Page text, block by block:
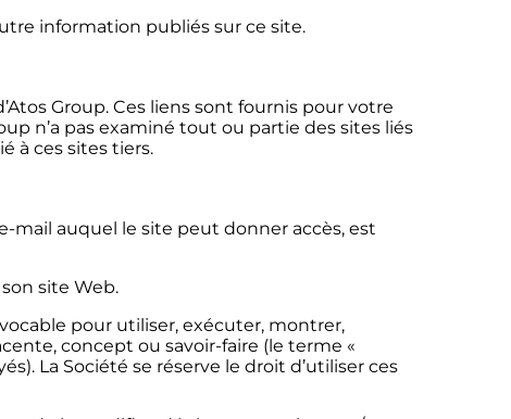
information publiés sur ce site.
Group. Ces liens sont fournis pour votre
n’a pas examiné tout ou partie des sites liés
à ces sites tiers.
mail auquel le site peut donner accès, est
site Web.
pour utiliser, exécuter, montrer,
concept ou savoir-faire (le terme «
La Société se réserve le droit d’utiliser ces